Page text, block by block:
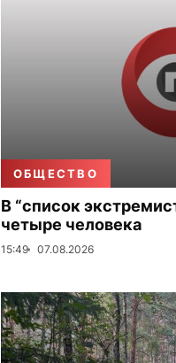
ОБЩЕСТВО
В “список
четыре человека
15:49 07.08.2026